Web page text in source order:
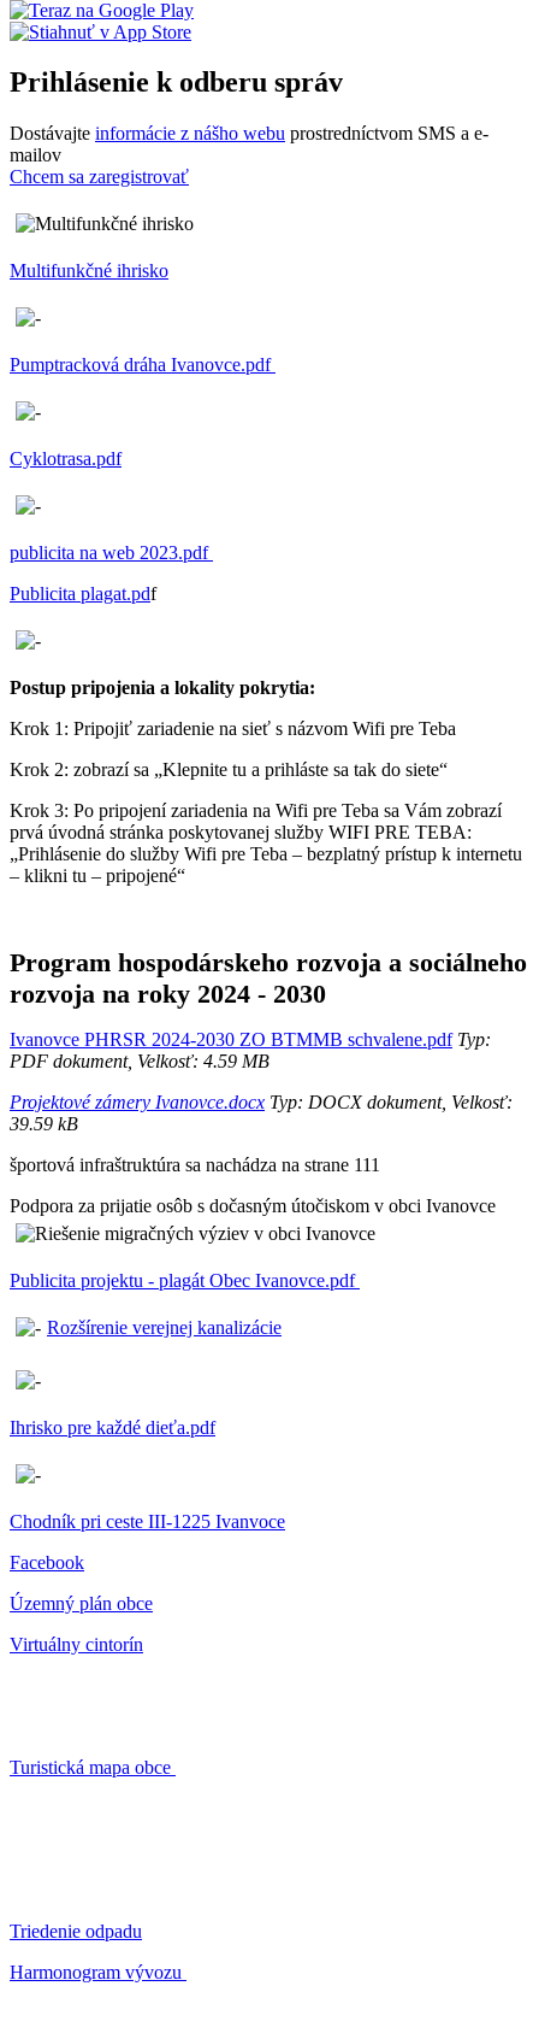
Prihlásenie k odberu správ
Dostávajte informácie z nášho webu prostredníctvom SMS a e-
mailov
Chcem sa zaregistrovať
Multifunkčné ihrisko
Pumptracková dráha Ivanovce.pdf
Cyklotrasa.pdf
publicita na web 2023.pdf
Publicita plagat.pdf
Postup pripojenia a lokality pokrytia:
Krok 1: Pripojiť zariadenie na sieť s názvom Wifi pre Teba
Krok 2: zobrazí sa „Klepnite tu a prihláste sa tak do siete“
Krok 3: Po pripojení zariadenia na Wifi pre Teba sa Vám zobrazí
prvá úvodná stránka poskytovanej služby WIFI PRE TEBA:
„Prihlásenie do služby Wifi pre Teba – bezplatný prístup k internetu
– klikni tu – pripojené“
Program hospodárskeho rozvoja a sociálneho
rozvoja na roky 2024 - 2030
Ivanovce PHRSR 2024-2030 ZO BTMMB schvalene.pdfTyp:
PDF dokument, Velkosť: 4.59 MB
Projektové zámery Ivanovce.docx Typ: DOCX dokument, Velkosť:
39.59 kB
športová infraštruktúra sa nachádza na strane 111
Podpora za prijatie osôb s dočasným útočiskom v obci Ivanovce
Publicita projektu - plagát Obec Ivanovce.pdf
Rozšírenie verejnej kanalizácie
Ihrisko pre každé dieťa.pdf
Chodník pri ceste III-1225 Ivanvoce
Facebook
Územný plán obce
Virtuálny cintorín
Turistická mapa obce
Triedenie odpadu
Harmonogram vývozu